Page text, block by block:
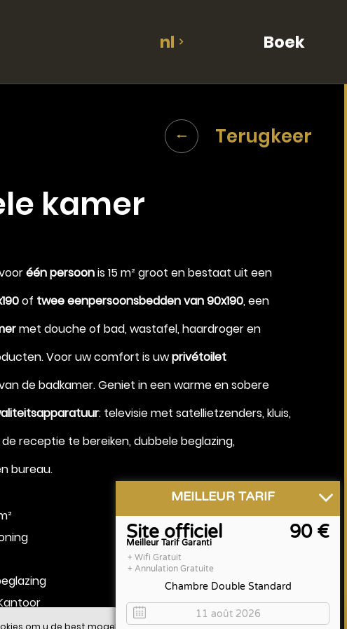
nl Boek
Vertrek
11
Augustus 2026
Terugkeer
kamer
één persoonis 15 m² groot en bestaat uit een
of twee eenpersoonsbedden van 90x190, een
met douche of bad, wastafel, haardroger en
Voor uw comfort is uwprivétoilet
de badkamer. Geniet in een warme en sobere
: televisie met satellietzenders, kluis,
receptie te bereiken, dubbele beglazing,
bureau.
Tweepersoonsbed of 2
eenpersoonsbedden
Eigen badkamer
Televisie met
satellietzenders
om u de best mogelijke online ervaring te bieden. U kunt het
MEILLEUR TARIF
Site officiel 90 €
Meilleur Tarif Garanti
+ Wifi Gratuit
+ Annulation Gratuite
Chambre Double Standard